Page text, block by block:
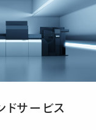
ドサービス